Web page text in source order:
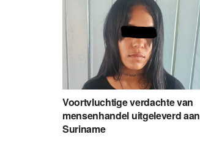
Voortvluchtige verdachte van
mensenhandel uitgeleverd aan
Suriname